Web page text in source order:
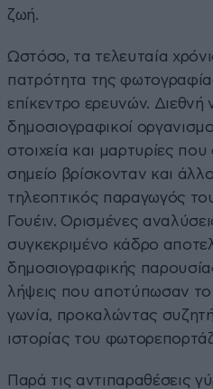
ζωή.
Ωστόσο, τα τελευταία
πατρότητα της
επίκεντρο ερευνών. Διεθνή
δημοσιογραφικοί
στοιχεία και μαρτυρίες
σημείο βρίσκονταν και
τηλεοπτικός παραγωγός
Γουέιν. Ορισμένες
συγκεκριμένο κάδρο
δημοσιογραφικής
λήψεις που αποτύπωσαν το
γωνία, προκαλώντας
ιστορίας του
Παρά τις αντιπαραθέσεις